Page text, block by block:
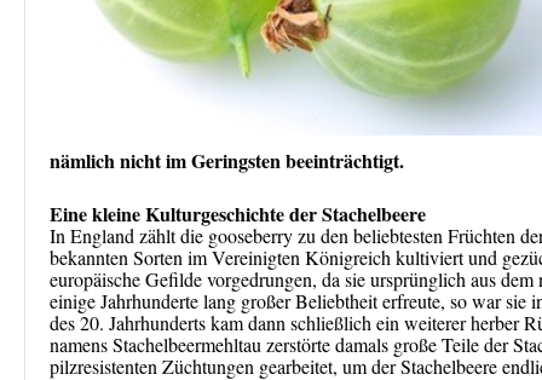
nämlich nicht im Geringsten beeinträchtigt.
Eine kleine Kulturgeschichte der Stachelbeere
In England zählt die gooseberry zu den beliebtesten Früchten
bekannten Sorten im Vereinigten Königreich kultiviert und
europäische Gefilde vorgedrungen, da sie ursprünglich aus
einige Jahrhunderte lang großer Beliebtheit erfreute, so war
des 20. Jahrhunderts kam dann schließlich ein weiterer herber
namens Stachelbeermehltau zerstörte damals große Teile der
pilzresistenten Züchtungen gearbeitet, um der Stachelbeere